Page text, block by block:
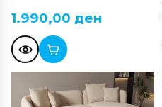
1.990,00 ден